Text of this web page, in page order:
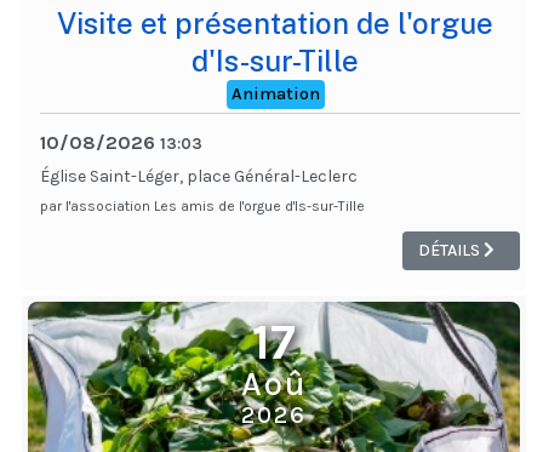
Visite et présentation de l'orgue
d'Is-sur-Tille
Animation
10/08/2026 13:03
Église Saint-Léger, place Général-Leclerc
par l'association Les amis de l'orgue d'Is-sur-Tille
DÉTAILS
17
Aoû
2026